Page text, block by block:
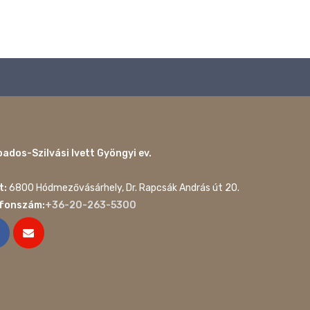
Szilvási Ivett Gyöngyi ev.
6800 Hódmezővásárhely, Dr. Rapcsák András út 20.
+36-20-263-5300